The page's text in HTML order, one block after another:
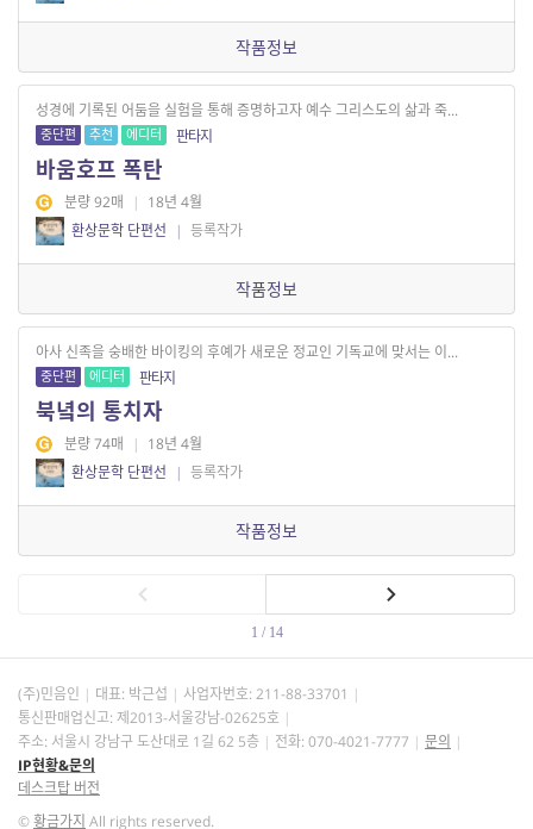
작품정보
성경에 기록된 어둠을 실험을 통해 증명하고자 예수 그리스도의 삶과 죽...
중단편 추천 에디터 판타지
바움호프 폭탄
분량 92매 | 18년 4월
환상문학 단편선
| 등록작가
작품정보
아사 신족을 숭배한 바이킹의 후예가 새로운 정교인 기독교에 맞서는 이...
중단편 에디터 판타지
북녘의 통치자
분량 74매 | 18년 4월
환상문학 단편선
| 등록작가
작품정보
1 / 14
(주)민음인 대표: 박근섭 사업자번호: 211-88-33701
통신판매업신고: 제2013-서울강남-02625호
주소: 서울시 강남구 도산대로 1길 62 5층
전화: 070-4021-7777
문의
IP현황&문의
데스크탑 버전
©황금가지 All rights reserved.